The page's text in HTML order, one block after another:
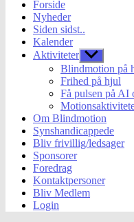
Forside
Nyheder
Siden sidst..
Kalender
Aktiviteter Vis
undermenu
Blindmotion på
Frihed på hjul
Få pulsen på AI
Om Blindmotion
Synshandicappede
Bliv frivillig/ledsager
Sponsorer
Foredrag
Kontaktpersoner
Bliv Medlem
Login